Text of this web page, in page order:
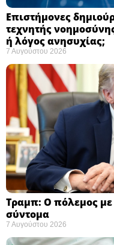
Επιστήμονες
τεχνητής
ή λόγος ανησυχίας; ​
7 Αυγούστου 2026
Τραμπ: Ο πόλεμος με
σύντομα ​
7 Αυγούστου 2026